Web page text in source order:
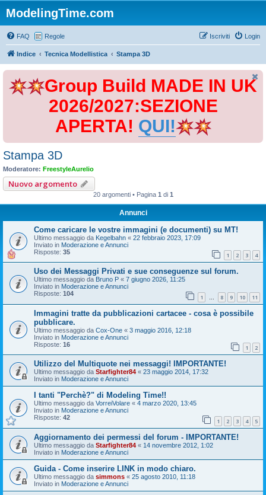
ModelingTime.com
FAQ Regole Login
Iscriviti
Indice Tecnica Modellistica Stampa 3D
Group Build MADE IN UK
2026/2027:SEZIONE
APERTA! QUI!
Stampa 3D
Moderatore: FreestyleAurelio
Nuovo argomento
20 argomenti • Pagina 1 di 1
Annunci
Come caricare le vostre immagini (e documenti) su MT!
Ultimo messaggio da Kegelbahn « 22 febbraio 2023, 17:09
Inviato in Moderazione e Annunci
Risposte: 35 1 2 3 4
Uso dei Messaggi Privati e sue conseguenze sul forum.
Ultimo messaggio da Bruno P « 7 giugno 2026, 11:25
Inviato in Moderazione e Annunci
Risposte: 104 1 … 8 9 10 11
Immagini tratte da pubblicazioni cartacee - cosa è possibile
pubblicare.
Ultimo messaggio da Cox-One « 3 maggio 2016, 12:18
Inviato in Moderazione e Annunci
Risposte: 16 1 2
Utilizzo del Multiquote nei messaggi! IMPORTANTE!
Ultimo messaggio da Starfighter84 « 23 maggio 2014, 17:32
Inviato in Moderazione e Annunci
I tanti "Perchè?" di Modeling Time!!
Ultimo messaggio da VorreiVolare « 4 marzo 2020, 13:45
Inviato in Moderazione e Annunci
Risposte: 42 1 2 3 4 5
Aggiornamento dei permessi del forum - IMPORTANTE!
Ultimo messaggio da Starfighter84 « 14 novembre 2012, 1:02
Inviato in Moderazione e Annunci
Guida - Come inserire LINK in modo chiaro.
Ultimo messaggio da simmons « 25 agosto 2010, 11:18
Inviato in Moderazione e Annunci